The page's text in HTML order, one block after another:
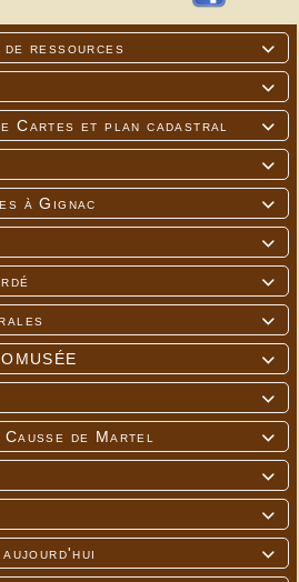

ressources


Cartes et plan cadastral


à Gignac






de Martel


